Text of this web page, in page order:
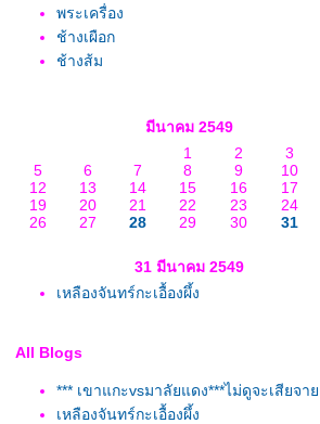
พระเครื่อง
ช้างเผือก
ช้างส้ม
มีนาคม 2549
1
2 3
5
6 7 8 9 10
12
13 14 15 16 17
19
20 21 22 23 24
26
27 28 29 30 31
31 มีนาคม 2549
เหลืองจันทร์กะเอื้องผึ้ง
All Blogs
*** เขาแกะvsมาลัยแดง***ไม่ดูจะเสียจา
เหลืองจันทร์กะเอื้องผึ้ง